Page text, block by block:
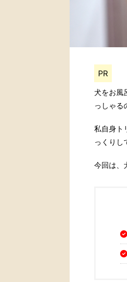
PR
犬をお風
っしゃる
私自身ト
っくりし
今回は、